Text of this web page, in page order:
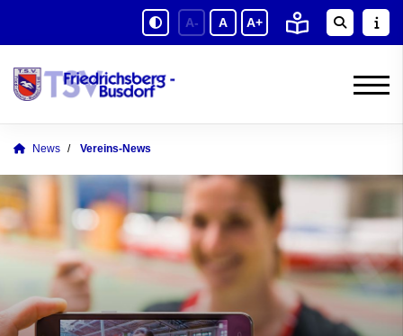
A- A A+
News Vereins-News